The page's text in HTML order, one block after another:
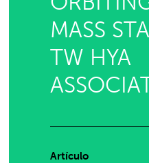
MASS
TW HYA
Artículo